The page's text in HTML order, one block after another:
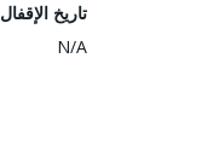
تاريخ الإقفال
N/A